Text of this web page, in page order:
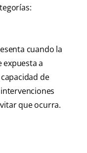
cuando la
expuesta a
de
que ocurra.